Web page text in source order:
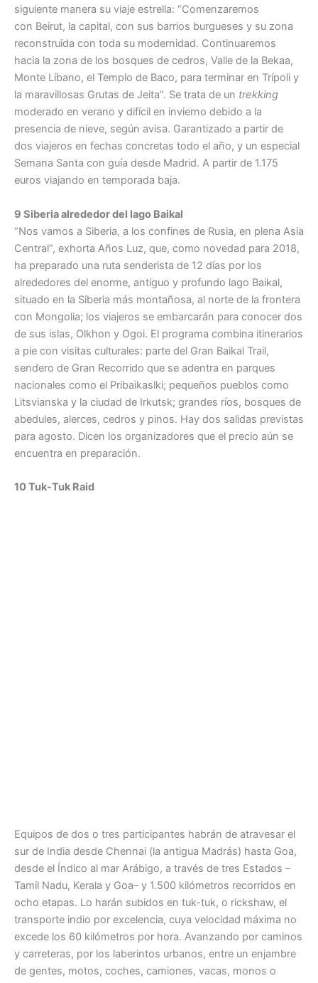
siguiente manera su viaje estrella: “Comenzaremos
con Beirut, la capital, con sus barrios burgueses y su zona
reconstruida con toda su modernidad. Continuaremos
hacia la zona de los bosques de cedros, Valle de la Bekaa,
Monte Líbano, el Templo de Baco, para terminar en Trípoli y
la maravillosas Grutas de Jeita”. Se trata de un trekking
moderado en verano y difícil en invierno debido a la
presencia de nieve, según avisa. Garantizado a partir de
dos viajeros en fechas concretas todo el año, y un especial
Semana Santa con guía desde Madrid. A partir de 1.175
euros viajando en temporada baja.
9 Siberia alrededor del lago Baikal
“Nos vamos a Siberia, a los confines de Rusia, en plena Asia
Central”, exhorta Años Luz, que, como novedad para 2018,
ha preparado una ruta senderista de 12 días por los
alrededores del enorme, antiguo y profundo lago Baikal,
situado en la Siberia más montañosa, al norte de la frontera
con Mongolia; los viajeros se embarcarán para conocer dos
de sus islas, Olkhon y Ogoi. El programa combina itinerarios
a pie con visitas culturales: parte del Gran Baikal Trail,
sendero de Gran Recorrido que se adentra en parques
nacionales como el Pribaikaslki; pequeños pueblos como
Litsvianska y la ciudad de Irkutsk; grandes ríos, bosques de
abedules, alerces, cedros y pinos. Hay dos salidas previstas
para agosto. Dicen los organizadores que el precio aún se
encuentra en preparación.
10 Tuk-Tuk Raid
Equipos de dos o tres participantes habrán de atravesar el
sur de India desde Chennai (la antigua Madrás) hasta Goa,
desde el Índico al mar Arábigo, a través de tres Estados –
Tamil Nadu, Kerala y Goa– y 1.500 kilómetros recorridos en
ocho etapas. Lo harán subidos en tuk-tuk, o rickshaw, el
transporte indio por excelencia, cuya velocidad máxima no
excede los 60 kilómetros por hora. Avanzando por caminos
y carreteras, por los laberintos urbanos, entre un enjambre
de gentes, motos, coches, camiones, vacas, monos o